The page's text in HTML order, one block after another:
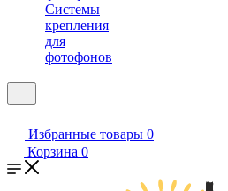
Системы
крепления
для
фотофонов
Избранные товары 0
Корзина 0